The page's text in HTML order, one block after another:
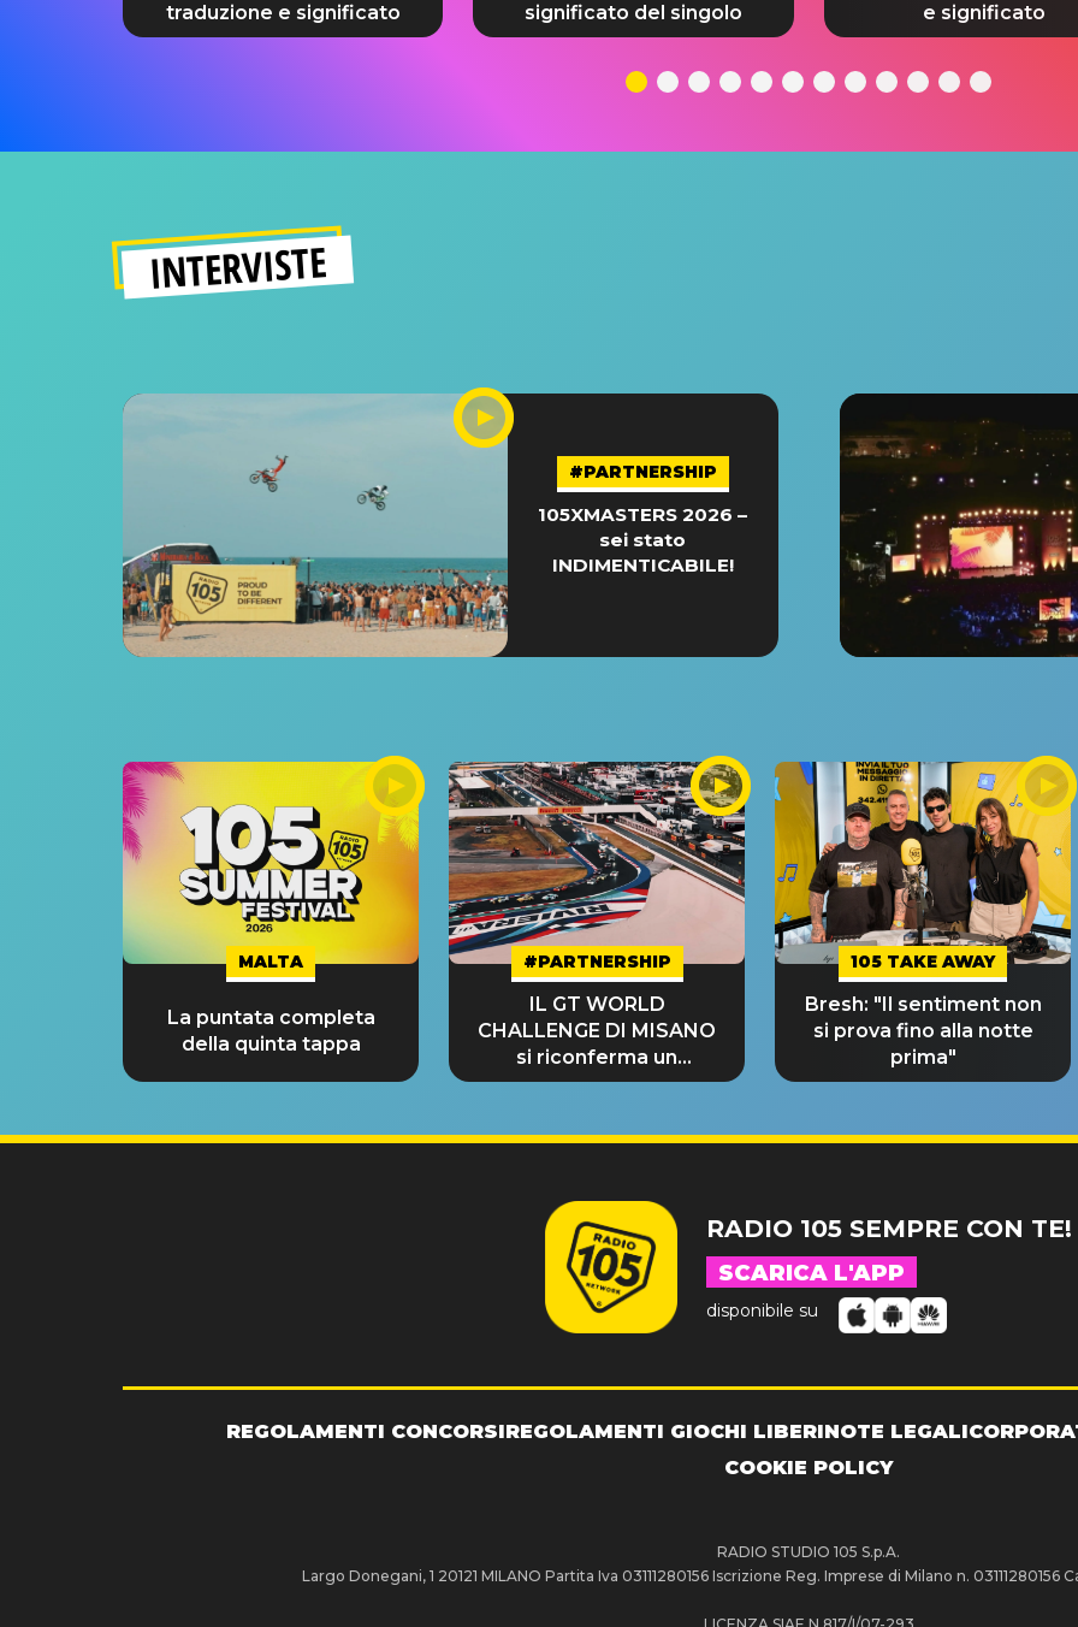
traduzione e significato
significato del singolo
e significato
INTERVISTE
#PARTNERSHIP
105XMASTERS 2026 –
sei stato
INDIMENTICABILE!
MALTA
La puntata completa
della quinta tappa
#PARTNERSHIP
IL GT WORLD
CHALLENGE DI MISANO
si riconferma un
GRANDE SUCCESSO!
105 TAKE AWAY
Bresh: "Il sentiment non
si prova fino alla notte
prima"
RADIO 105 SEMPRE CON TE!
SCARICA L'APP
disponibile su
REGOLAMENTI CONCORSIREGOLAMENTI GIOCHI LIBERINOTE LEGALI
COOKIE POLICY
RADIO STUDIO 105 S.p.A.
Largo Donegani, 1 20121 MILANO Partita Iva 03111280156 Iscrizione Reg. Imprese di Milano n.